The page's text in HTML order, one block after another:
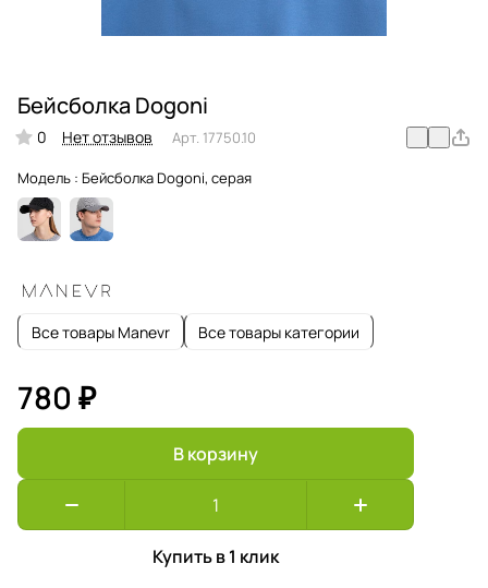
Бейсболка Dogoni
0 Нет отзывов Арт. 17750.10
Модель : Бейсболка Dogoni, серая
Все товары Manevr Все товары категории
780 ₽
В корзину
Купить в 1 клик